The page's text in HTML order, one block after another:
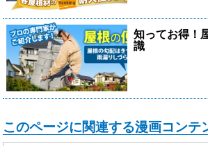
知ってお得！
識
このページに関連する漫画コンテ